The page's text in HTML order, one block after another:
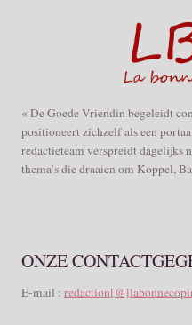
« De Goede Vriendin begeleidt
positioneert zichzelf als een
redactieteam verspreidt dagelijks
thema’s die draaien om Koppel,
ONZE
E-mail :